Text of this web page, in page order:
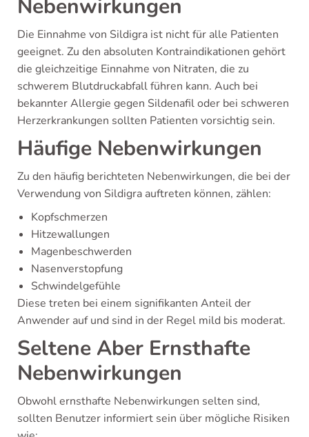
Nebenwirkungen
Die Einnahme von Sildigra ist nicht für alle Patienten
geeignet. Zu den absoluten Kontraindikationen gehört
die gleichzeitige Einnahme von Nitraten, die zu
schwerem Blutdruckabfall führen kann. Auch bei
bekannter Allergie gegen Sildenafil oder bei schweren
Herzerkrankungen sollten Patienten vorsichtig sein.
Häufige Nebenwirkungen
Zu den häufig berichteten Nebenwirkungen, die bei der
Verwendung von Sildigra auftreten können, zählen:
Kopfschmerzen
Hitzewallungen
Magenbeschwerden
Nasenverstopfung
Schwindelgefühle
Diese treten bei einem signifikanten Anteil der
Anwender auf und sind in der Regel mild bis moderat.
Seltene Aber Ernsthafte
Nebenwirkungen
Obwohl ernsthafte Nebenwirkungen selten sind,
sollten Benutzer informiert sein über mögliche Risiken